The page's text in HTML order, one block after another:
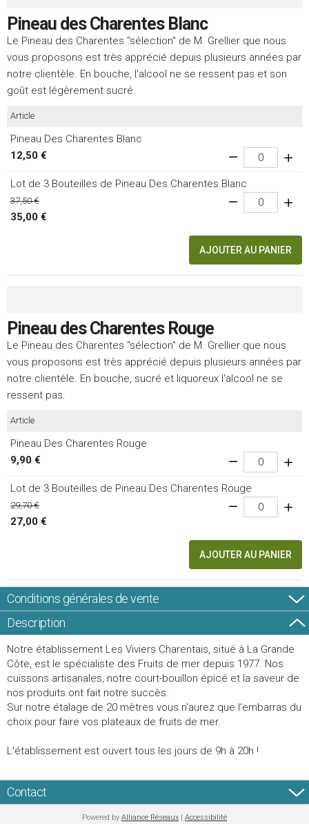
Pineau des Charentes Blanc
Le Pineau des Charentes "sélection" de M. Grellier que nous
vous proposons est très apprécié depuis plusieurs années par
notre clientèle. En bouche, l'alcool ne se ressent pas et son
goût est légèrement sucré.
Article
Pineau Des Charentes Blanc
12,50 €
Lot de 3 Bouteilles de Pineau Des Charentes Blanc
37,50 €
35,00 €
AJOUTER AU PANIER
Pineau des Charentes Rouge
Le Pineau des Charentes "sélection" de M. Grellier que nous
vous proposons est très apprécié depuis plusieurs années par
notre clientèle. En bouche, sucré et liquoreux l'alcool ne se
ressent pas.
Article
Pineau Des Charentes Rouge
9,90 €
Lot de 3 Bouteilles de Pineau Des Charentes Rouge
29,70 €
27,00 €
AJOUTER AU PANIER
Conditions générales de vente
Description
Notre établissement Les Viviers Charentais, situé à La Grande
Côte, est le spécialiste des Fruits de mer depuis 1977. Nos
cuissons artisanales, notre court-bouillon épicé et la saveur de
nos produits ont fait notre succès.
Sur notre étalage de 20 mètres vous n'aurez que l'embarras du
choix pour faire vos plateaux de fruits de mer.
L'établissement est ouvert tous les jours de 9h à 20h !
Contact
Powered by Alliance Réseaux Accessibilité